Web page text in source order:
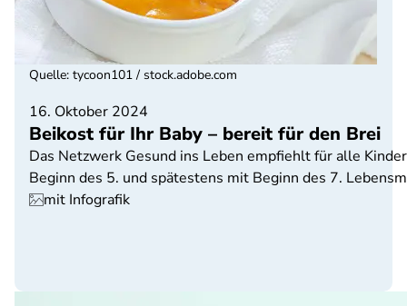
16. Oktober 2024
Beikost für Ihr Baby – bereit für den Brei
Das Netzwerk Gesund ins Leben empfiehlt für alle
Beginn des 5. und spätestens mit Beginn des 7.
mit Infografik
Quelle: tycoon101 / stock.adobe.com